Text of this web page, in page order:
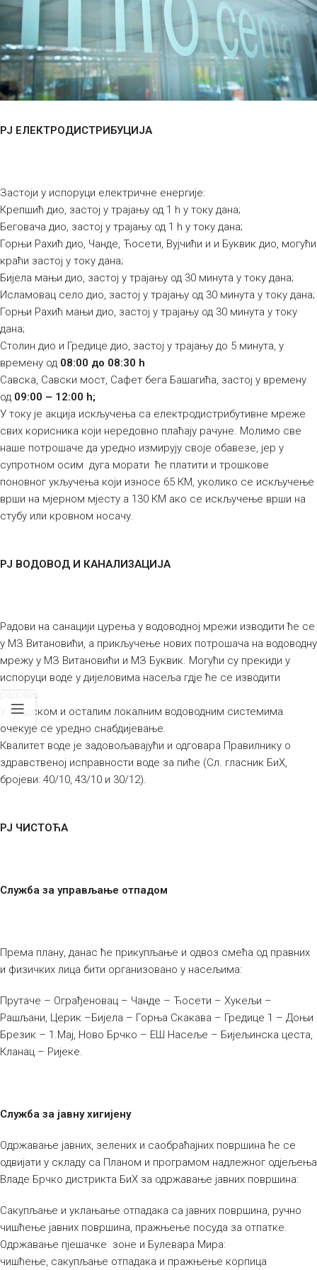
РЈ ЕЛЕКТРОДИСТРИБУЦИЈА
Застоји у испоруци електричне енергије:
Крепшић дио, застој у трајању од 1 h у току дана;
Беговача дио, застој у трајању од 1 h у току дана;
Горњи Рахић дио, Чанде, Ћосети, Вујчићи и и Буквик дио, могући
краћи застој у току дана;
Бијела мањи дио, застој у трајању од 30 минута у току дана;
Исламовац село дио, застој у трајању од 30 минута у току дана;
Горњи Рахић мањи дио, застој у трајању од 30 минута у току
дана;
Столин дио и Гредице дио, застој у трајању до 5 минута, у
времену од 08:00 до 08:30 h
Савска, Савски мост, Сафет бега Башагића, застој у времену
од 09:00 – 12:00 h;
У току је акција искључења са електродистрибутивне мреже
свих корисника који нередовно плаћају рачуне. Молимо све
наше потрошаче да уредно измирују своје обавезе, јер у
супротном осим дуга морати ће платити и трошкове
поновног укључења који износе 65 КМ, уколико се искључење
врши на мјерном мјесту а 130 КМ ако се искључење врши на
стубу или кровном носачу.
РЈ ВОДОВОД И КАНАЛИЗАЦИЈА
Радови на санацији цурења у водоводној мрежи изводити ће се
у МЗ Витановићи, а прикључење нових потрошача на водоводну
мрежу у МЗ Витановићи и МЗ Буквик. Могући су прекиди у
испоруци воде у дијеловима насеља гдје ће се изводити
радови.
У градском и осталим локалним водоводним системима
очекује се уредно снабдијевање.
Квалитет воде је задовољавајући и одговара Правилнику о
здравственој исправности воде за пиће (Сл. гласник БиХ,
бројеви: 40/10, 43/10 и 30/12).
РЈ ЧИСТОЋА
Служба за управљање отпадом
Према плану, данас ће прикупљање и одвоз смећа од правних
и физичких лица бити организовано у насељима:
Прутаче – Ограђеновац – Чанде – Ћосети – Хукељи –
Рашљани, Церик –Бијела – Горња Скакава – Гредице 1 – Доњи
Брезик – 1.Мај, Ново Брчко – ЕШ Насеље – Бијељинска цеста,
Кланац – Ријеке.
Служба за јавну хигијену
Одржавање јавних, зелених и саобраћајних површина ће се
одвијати у складу са Планом и програмом надлежног одјељења
Владе Брчко дистрикта БиХ за одржавање јавних површина:
Сакупљање и уклањање отпадака са јавних површина, ручно
чишћење јавних површина, пражњење посуда за отпатке.
Одржавање пјешачке зоне и Булевара Мира:
чишћење, сакупљање отпадака и пражњење корпица